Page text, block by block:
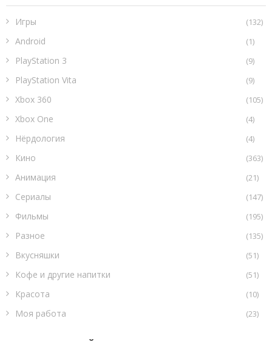
Игры (132)
Android (1)
PlayStation 3 (9)
PlayStation Vita (9)
Xbox 360 (105)
Xbox One (4)
Нёрдология (4)
Кино (363)
Анимация (21)
Сериалы (147)
Фильмы (195)
Разное (135)
Вкусняшки (51)
Кофе и другие напитки (51)
Красота (10)
Моя работа (23)